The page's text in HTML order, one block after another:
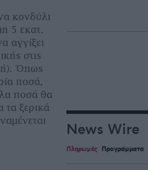
κονδύλι
5 εκατ.
αγγίξει
στις
Όπως
ποσά,
ποσά θα
τα ξερικά
News Wire
Πληρωμές Προγράμματα